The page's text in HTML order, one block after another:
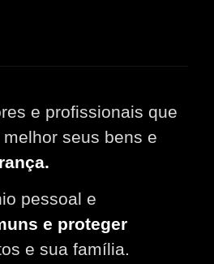
e profissionais que
seus bens e
pessoal e
e proteger
e sua família.